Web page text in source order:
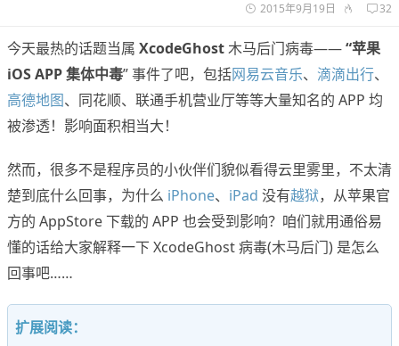
2015年9月19日 32
今天最热的话题当属 XcodeGhost木马后门病毒——“苹果
iOS APP 集体中毒” 事件了吧，包括网易云音乐、 滴滴出行、
高德地图、同花顺、联通手机营业厅等等大量知名的 APP 均
被渗透！影响面积相当大！
然而，很多不是程序员的小伙伴们貌似看得云里雾里，不太清
楚到底什么回事，为什么 iPhone、 iPad 没有越狱，从苹果官
方的 AppStore 下载的 APP 也会受到影响？咱们就用通俗易
懂的话给大家解释一下 XcodeGhost 病毒(木马后门) 是怎么
回事吧……
扩展阅读：